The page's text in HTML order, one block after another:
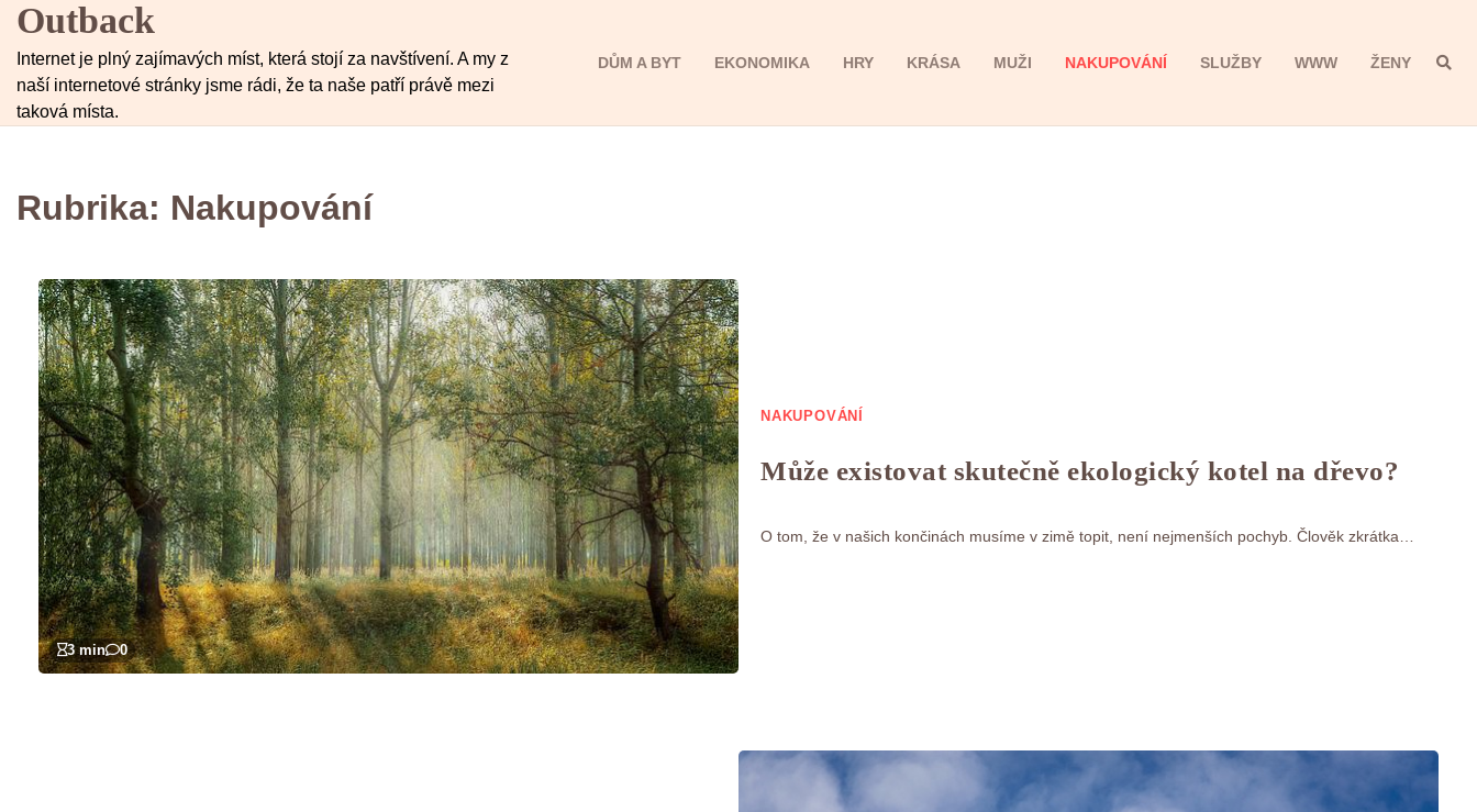
Skip
content
Outback
Internet je plný zajímavých míst, která stojí za navštívení. A my z
naší internetové stránky jsme rádi, že ta naše patří právě mezi
taková místa.
DŮM A BYT EKONOMIKA HRY KRÁSA MUŽI NAKUPOVÁNÍ SLUŽBY WWW ŽENY
Rubrika: Nakupování
3 min 0
NAKUPOVÁNÍ
Může existovat skutečně ekologický kotel na dřevo?
O tom, že v našich končinách musíme v zimě topit, není nejmenších pochyb. Člověk zkrátka…